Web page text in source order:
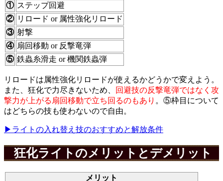
① ステップ回避
② リロード or 属性強化リロード
③ 射撃
④ 扇回移動 or 反撃竜弾
⑤ 鉄蟲糸滑走 or 機関鉄蟲弾
リロードは属性強化リロードが使えるかどうかで変えよう。
また、狂化で力尽きないため、
回避技の反撃竜弾ではなく攻
撃力が上がる扇回移動で立ち回るのもあり 。⑤枠目について
はどちらの技も使わないので自由。
▶︎ライトの入れ替え技のおすすめと解放条件
狂化ライトのメリットとデメリット
メリット